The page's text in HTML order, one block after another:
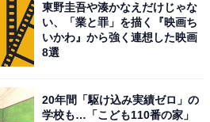
東野圭吾や湊かなえだけじゃな
い、「業と罪」を描く『映画ち
いかわ』から強く連想した映画
8選
20年間「駆け込み実績ゼロ」の
学校も…「こども110番の家」